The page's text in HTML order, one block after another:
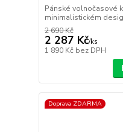
Pánské volnočasové
minimalistickém
2 690 Kč
2 287 Kč/ks
1 890 Kč bez DPH
Doprava ZDARMA